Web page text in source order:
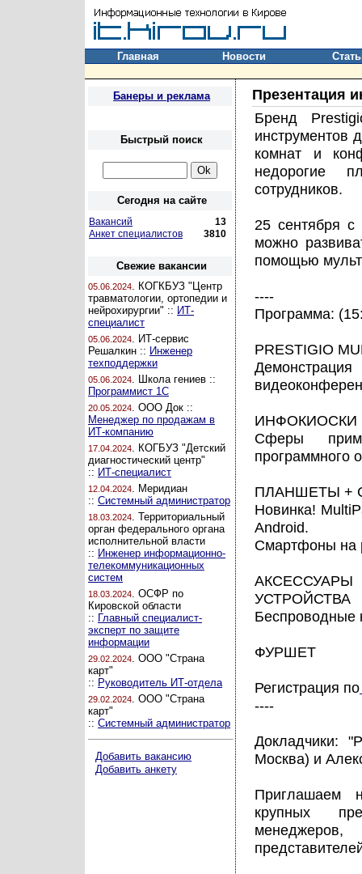
Главная Новости
Банеры и реклама
Быстрый поиск
Сегодня на сайте
Вакансий
13
Анкет специалистов
3810
Свежие вакансии
05.06.2024. КОГКБУЗ "Центр
травматологии, ортопедии и
нейрохирургии" :: ИТ-
специалист
05.06.2024. ИТ-сервис
Решалкин :: Инженер
техподдержки
05.06.2024. Школа гениев ::
Программист 1С
20.05.2024. ООО Док ::
Менеджер по продажам в
ИТ-компанию
17.04.2024. КОГБУЗ "Детский
диагностический центр"
:: ИТ-специалист
12.04.2024. Меридиан
:: Системный администратор
18.03.2024. Территориальный
орган федерального органа
исполнительной власти
:: Инженер информационно-
телекоммуникационных
систем
18.03.2024. ОСФР по
Кировской области
:: Главный специалист-
эксперт по защите
информации
29.02.2024. ООО "Страна
карт"
:: Руководитель ИТ-отдела
29.02.2024. ООО "Страна
карт"
:: Системный администратор
Добавить вакансию
Добавить анкету
Презентация
Бренд
инструментов
комнат и
недорогие
сотрудников.
25 сентября c
можно
помощью
----
Программа:
PRESTIGIO
ИНФОКИОСКИ
Сферы
программного
ПЛАНШЕТЫ +
Новинка!
Android.
Смартфоны на
УСТРОЙСТВА
Беспроводные
ФУРШЕТ
Регистрация по
----
Докладчики:
Москва) и
Приглашаем
крупных